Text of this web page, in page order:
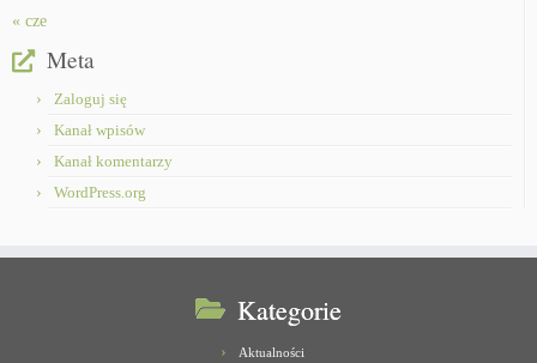
« cze
Meta
Zaloguj się
Kanał wpisów
Kanał komentarzy
WordPress.org
Kategorie
Aktualności